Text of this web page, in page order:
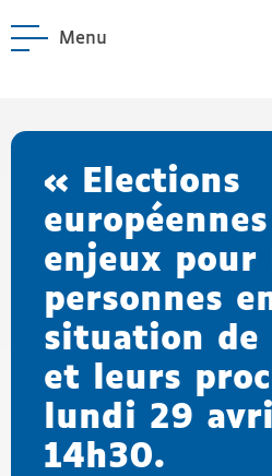
Menu
« Elections
enjeux pour
personnes
situation de
et leurs
lundi 29
14h30.